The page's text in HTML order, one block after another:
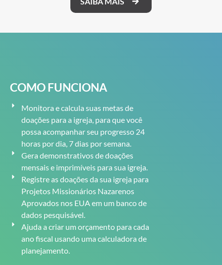
COMO FUNCIONA
Monitora e calcula suas metas de
doações para a igreja, para que você
possa acompanhar seu progresso 24
horas por dia, 7 dias por semana.
Gera demonstrativos de doações
mensais e imprimíveis para sua igreja.
Registre as doações da sua igreja para
Projetos Missionários Nazarenos
Aprovados nos EUA em um banco de
dados pesquisável.
Ajuda a criar um orçamento para cada
ano fiscal usando uma calculadora de
planejamento.